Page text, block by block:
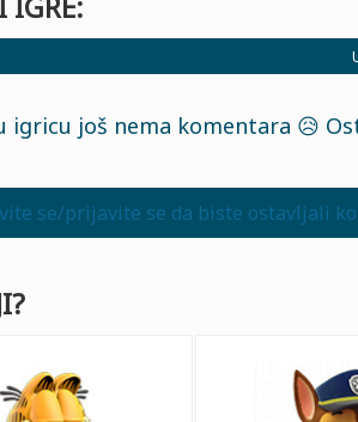
igricu još nema komentara 😥
se/prijavite se da biste ostavljali